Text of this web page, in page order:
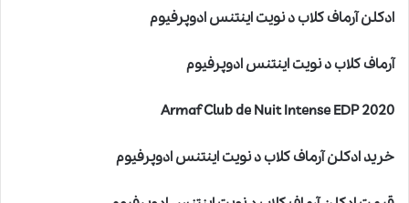
ادکلن آرماف کلاب د نویت اینتنس ادوپرفیوم
آرماف کلاب د نویت اینتنس ادوپرفیوم
Armaf Club de Nuit Intense EDP 2020
خرید ادکلن آرماف کلاب د نویت اینتنس ادوپرفیوم